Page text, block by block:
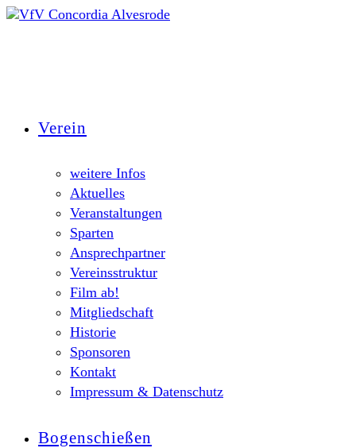
Zum
Verein
weitere Infos
Aktuelles
Veranstaltungen
Sparten
Ansprechpartner
Vereinsstruktur
Film ab!
Mitgliedschaft
Historie
Sponsoren
Kontakt
Impressum & Datenschutz
Bogenschießen